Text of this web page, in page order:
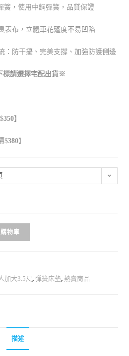
簧 ，使用中鋼 彈簧 ， 品質保證
表布 ，立體車花蓬度不易凹陷
：防干擾、完美支撐 、加強防護側邊
標請選擇宅配出貨※
350】
$380】
物車
加大3.5尺, 彈簧床墊, 熱賣商品
描述